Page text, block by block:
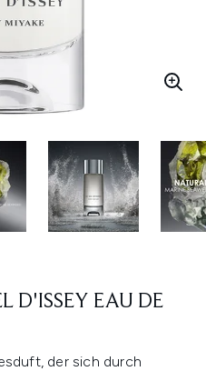
D'ISSEY EAU DE
der sich durch